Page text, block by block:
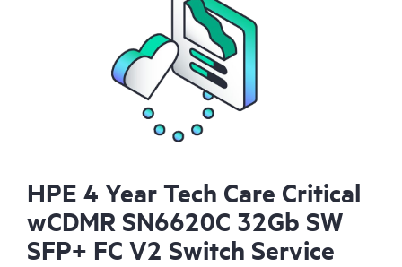
HPE 4 Year Tech Care Critical
wCDMR SN6620C 32Gb SW
SFP+ FC V2 Switch Service